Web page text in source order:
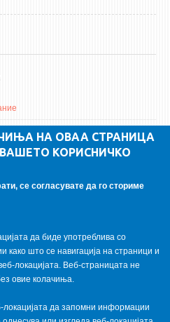
НА ОВАА СТРАНИЦА
КОРИСНИЧКО
се согласувате да го сториме
да биде употреблива со
што се навигација на страници и
локацијата. Веб-страницата не
овие колачиња.
да запомни информации